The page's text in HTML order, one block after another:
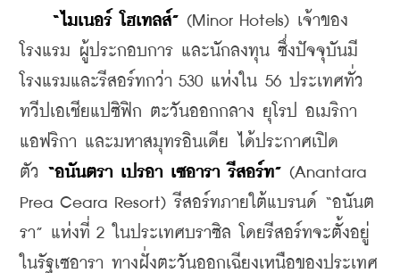
“ไมเนอร์ โฮเทลส์” (Minor Hotels) เจ้าของ
โรงแรม ผู้ประกอบการ และนักลงทุน ซึ่งปัจจุบันมี
โรงแรมและรีสอร์ทกว่า 530 แห่งใน 56 ประเทศทั่ว
ทวีปเอเชียแปซิฟิก ตะวันออกกลาง ยุโรป อเมริกา
แอฟริกา และมหาสมุทรอินเดีย ได้ประกาศเปิด
ตัว “อนันตรา เปรอา เซอารา รีสอร์ท” (Anantara
Prea Ceara Resort) รีสอร์ทภายใต้แบรนด์ “อนันต
รา” แห่งที่ 2 ในประเทศบราซิล โดยรีสอร์ทจะตั้งอยู่
ในรัฐเซอารา ทางฝั่งตะวันออกเฉียงเหนือของประเทศ